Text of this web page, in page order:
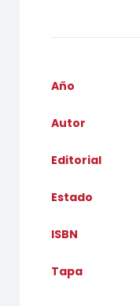
Año
Autor
Editorial
Estado
ISBN
Tapa